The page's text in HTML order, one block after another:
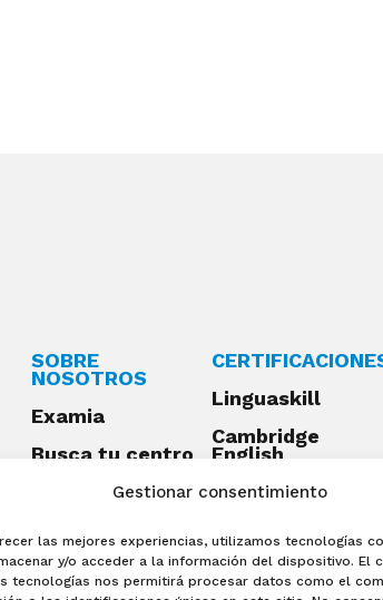
Gestionar consentimiento
las mejores experiencias, utilizamos tecnologías
y/o acceder a la información del dispositivo. El
tecnologías nos permitirá procesar datos como el
SOBRE
NOSOTROS
Examia
Busca tu centro
Preguntas
Acceso centros
preparadores
Linguaskill
Cambridge
English